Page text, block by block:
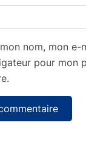
nom, mon e-
pour mon